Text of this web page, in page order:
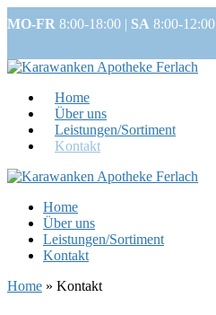
MO-FR 8:00-18:00 | SA 8:00-12:00
Home
Über uns
Leistungen/Sortiment
Kontakt
Home
Über uns
Leistungen/Sortiment
Kontakt
Home » Kontakt